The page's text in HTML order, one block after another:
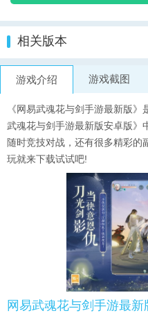
相关版本
游戏介绍 游戏截图
《网易武魂花与剑手游最新版
武魂花与剑手游最新版安卓版》
随时竞技对战，还有很多精彩的
玩就来下载试试吧!
网易武魂花与剑手游最新